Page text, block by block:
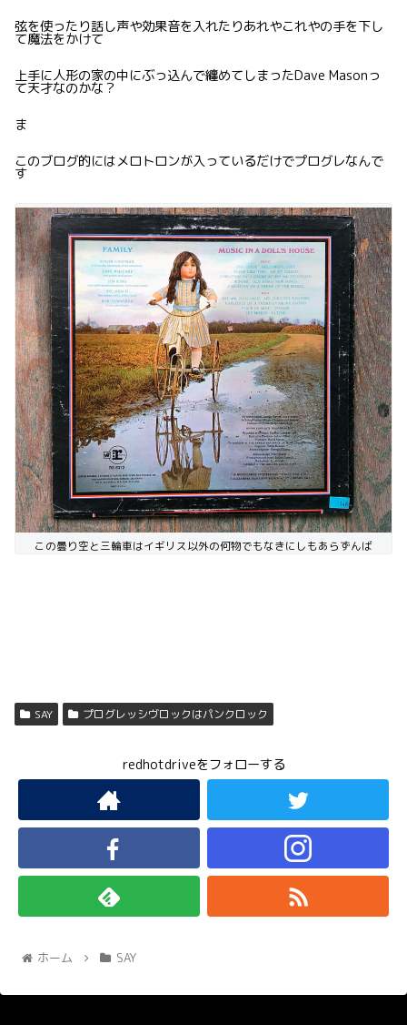
弦を使ったり話し声や効果音を入れたりあれやこれやの手を下し
て魔法をかけて
上手に人形の家の中にぶっ込んで纏めてしまったDave Masonっ
て天才なのかな？
ま
このブログ的にはメロトロンが入っているだけでプログレなんで
す
この曇り空と三輪車はイギリス以外の何物でもなきにしもあらずんば
SAY プログレッシヴロックはパンクロック
redhotdriveをフォローする
ホーム SAY